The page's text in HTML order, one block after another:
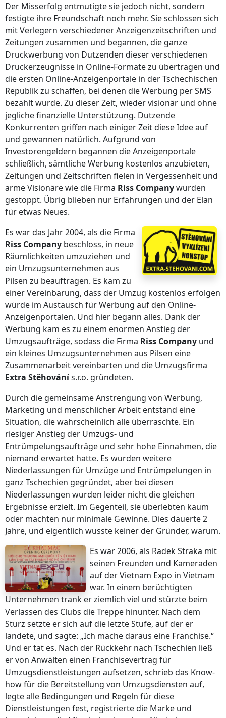
Der Misserfolg entmutigte sie jedoch nicht, sondern
festigte ihre Freundschaft noch mehr. Sie schlossen sich
mit Verlegern verschiedener Anzeigenzeitschriften und
Zeitungen zusammen und begannen, die ganze
Druckwerbung von Dutzenden dieser verschiedenen
Druckerzeugnisse in Online-Formate zu übertragen und
die ersten Online-Anzeigenportale in der Tschechischen
Republik zu schaffen, bei denen die Werbung per SMS
bezahlt wurde. Zu dieser Zeit, wieder visionär und ohne
jegliche finanzielle Unterstützung. Dutzende
Konkurrenten griffen nach einiger Zeit diese Idee auf
und gewannen natürlich. Aufgrund von
Investorengeldern begannen die Anzeigenportale
schließlich, sämtliche Werbung kostenlos anzubieten,
Zeitungen und Zeitschriften fielen in Vergessenheit und
arme Visionäre wie die Firma Riss Companywurden
gestoppt. Übrig blieben nur Erfahrungen und der Elan
für etwas Neues.
Es war das Jahr 2004, als die Firma
Riss Company beschloss, in neue
Räumlichkeiten umzuziehen und
ein Umzugsunternehmen aus
Pilsen zu beauftragen. Es kam zu
einer Vereinbarung, dass der Umzug kostenlos erfolgen
würde im Austausch für Werbung auf den Online-
Anzeigenportalen. Und hier begann alles. Dank der
Werbung kam es zu einem enormen Anstieg der
Umzugsaufträge, sodass die Firma Riss Company und
ein kleines Umzugsunternehmen aus Pilsen eine
Zusammenarbeit vereinbarten und die Umzugsfirma
Extra Stěhovánís.r.o. gründeten.
Durch die gemeinsame Anstrengung von Werbung,
Marketing und menschlicher Arbeit entstand eine
Situation, die wahrscheinlich alle überraschte. Ein
riesiger Anstieg der Umzugs- und
Entrümpelungsaufträge und sehr hohe Einnahmen, die
niemand erwartet hatte. Es wurden weitere
Niederlassungen für Umzüge und Entrümpelungen in
ganz Tschechien gegründet, aber bei diesen
Niederlassungen wurden leider nicht die gleichen
Ergebnisse erzielt. Im Gegenteil, sie überlebten kaum
oder machten nur minimale Gewinne. Dies dauerte 2
Jahre, und eigentlich wusste keiner der Gründer, warum.
Es war 2006, als Radek Straka mit
seinen Freunden und Kameraden
auf der Vietnam Expo in Vietnam
war. In einem berüchtigten
Unternehmen trank er ziemlich viel und stürzte beim
Verlassen des Clubs die Treppe hinunter. Nach dem
Sturz setzte er sich auf die letzte Stufe, auf der er
landete, und sagte: „Ich mache daraus eine Franchise.“
Und er tat es. Nach der Rückkehr nach Tschechien ließ
er von Anwälten einen Franchisevertrag für
Umzugsdienstleistungen aufsetzen, schrieb das Know-
how für die Bereitstellung von Umzugsdiensten auf,
legte alle Bedingungen und Regeln für diese
Dienstleistungen fest, registrierte die Marke und